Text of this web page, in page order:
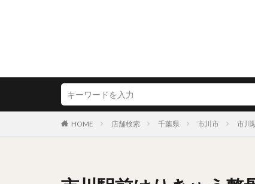
HOME 店舗検索 千葉県 市川市 市川